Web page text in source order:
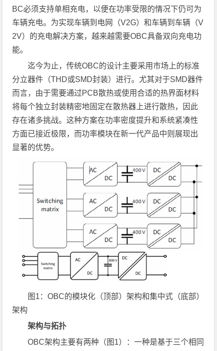
BC必须支持单相充电，以便在功率受限的情况下仍可为
车辆充电。为实现车辆到电网（V2G）和车辆到车辆（V
2V）的充电解决方案，越来越需要OBC具备双向充电功
能。
迄今为止，传统OBC的设计主要采用市场上的标准
分立器件（THD或SMD封装）进行。尤其对于SMD器件
而言，由于需要通过PCB散热或使用合适的热界面材料
将每个独立封装精密地固定在散热器上进行散热，因此
存在诸多挑战。这种方案在功率密度提升和系统紧凑性
方面已接近极限，而功率模块在新一代产品中则展现出
显著的优势。
图1：OBC的模块化（顶部）架构和集中式（底部）
架构
架构与拓扑
OBC架构主要有两种（图1）：一种是基于三个相同